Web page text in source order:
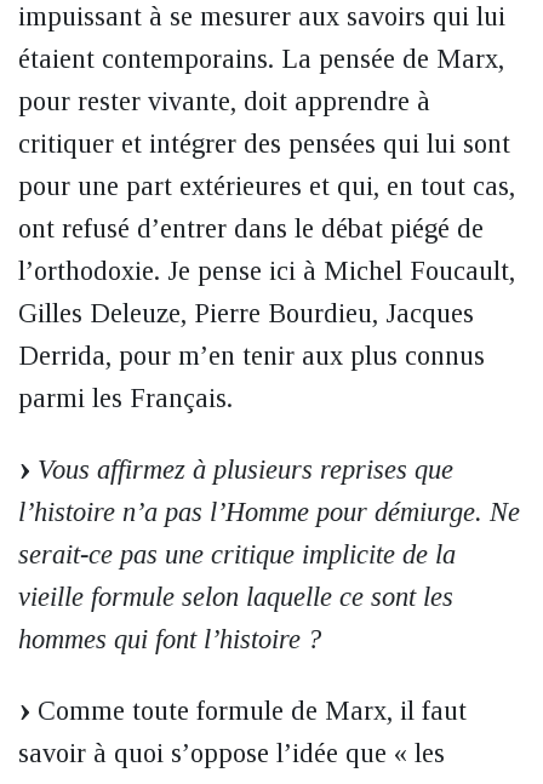
impuissant à se mesurer aux savoirs qui lui
étaient contemporains. La pensée de Marx,
pour rester vivante, doit apprendre à
critiquer et intégrer des pensées qui lui sont
pour une part extérieures et qui, en tout cas,
ont refusé d’entrer dans le débat piégé de
l’orthodoxie. Je pense ici à Michel Foucault,
Gilles Deleuze, Pierre Bourdieu, Jacques
Derrida, pour m’en tenir aux plus connus
parmi les Français.
Vous affirmez à plusieurs reprises que
l’histoire n’a pas l’Homme pour démiurge. Ne
serait-ce pas une critique implicite de la
vieille formule selon laquelle ce sont les
hommes qui font l’histoire ?
Comme toute formule de Marx, il faut
savoir à quoi s’oppose l’idée que « les